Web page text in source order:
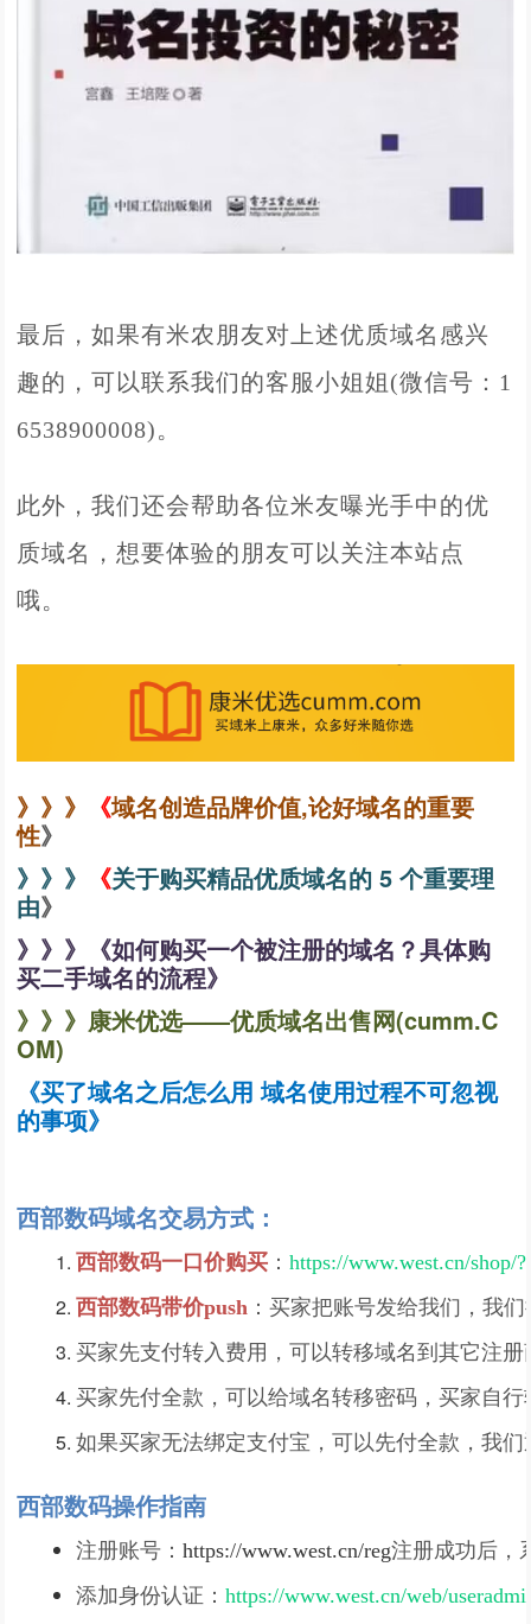
最后，如果有米农朋友对上述优质域名感兴
趣的，可以联系我们的客服小姐姐(微信号：1
6538900008)。
此外，我们还会帮助各位米友曝光手中的优
质域名，想要体验的朋友可以关注本站点
哦。
》》》 《域名创造品牌价值,论好域名的重要
性》
》》》
《关于购买精品优质域名的 5 个重要理
由》
》》》
《如何购买一个被注册的域名？具体购
买二手域名的流程》
》》》康米优选——优质域名出售网(cumm.C
OM)
《买了域名之后怎么用 域名使用过程不可忽视
的事项》
西部数码域名交易方式：
西部数码一口价购买 ：https://www.west.cn/shop/
西部数码带价push ：买家把账号发给我们，我
买家先支付转入费用，可以转移域名到其它注
买家先付全款，可以给域名转移密码，买家自
如果买家无法绑定支付宝，可以先付全款，我们
西部数码操作指南
注册账号：https://www.west.cn/reg注册成功后，
添加身份认证：https://www.west.cn/web/